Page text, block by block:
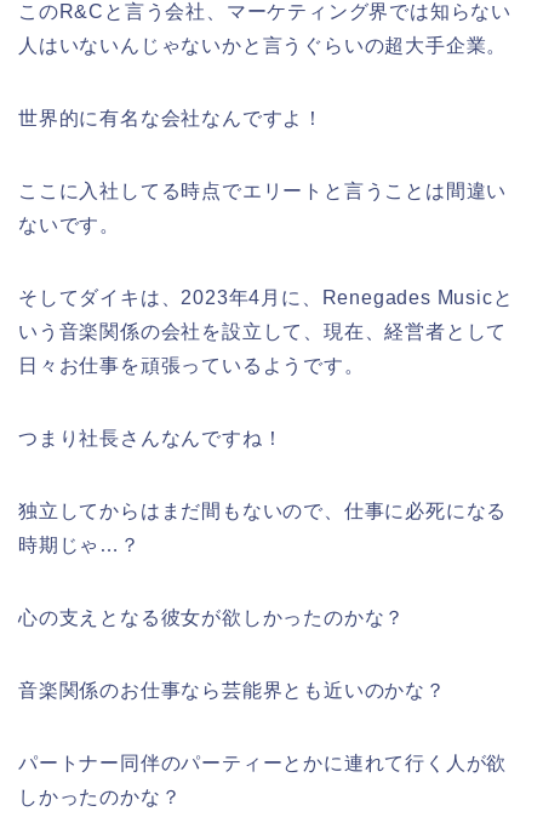
このR&Cと言う会社、マーケティング界では知らない
人はいないんじゃないかと言うぐらいの超大手企業。
世界的に有名な会社なんですよ！
ここに入社してる時点でエリートと言うことは間違い
ないです。
そしてダイキは、2023年4月に、Renegades Musicと
いう音楽関係の会社を設立して、現在、経営者として
日々お仕事を頑張っているようです。
つまり社長さんなんですね！
独立してからはまだ間もないので、仕事に必死になる
時期じゃ…？
心の支えとなる彼女が欲しかったのかな？
音楽関係のお仕事なら芸能界とも近いのかな？
パートナー同伴のパーティーとかに連れて行く人が欲
しかったのかな？